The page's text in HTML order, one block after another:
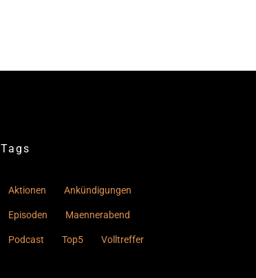
Tags
Aktionen Ankündigungen
Episoden Maennerabend
Podcast Top5 Volltreffer